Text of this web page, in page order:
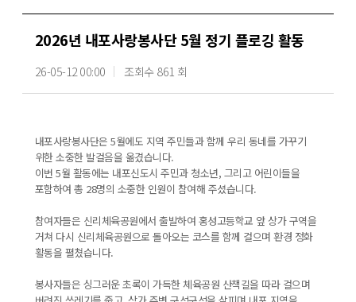
2026년 내포사랑봉사단 5월 정기 플로깅 활동
26-05-12 00:00 조회수 861 회
내포사랑봉사단은 5월에도 지역 주민들과 함께 우리 동네를 가꾸기
위한 소중한 발걸음을 옮겼습니다.
이번 5월 활동에는 내포신도시 주민과 청소년, 그리고 어린이들을
포함하여 총 28명의 소중한 인원이 참여해 주셨습니다.
참여자들은 신리체육공원에서 출발하여 홍성고등학교 앞 상가 구역을
거쳐 다시 신리체육공원으로 돌아오는 코스를 함께 걸으며 환경 정화
활동을 펼쳤습니다.
봉사자들은 싱그러운 초록이 가득한 체육공원 산책길을 따라 걸으며